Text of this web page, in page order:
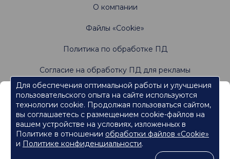
О компании
Файлы «Cookie»
Политика по обработке ПД
Согласие на обработку ПД для рекламы
Не является офертой. Имеются противопоказания.
Проконсультируйтесь со специалистами
Информация, содержащаяся на данном веб-
сайте, предназначена для работников
сферы здравоохранения.
Нажмите кнопку "Продолжить", чтобы подтвердить, что
являетесь работником сферы здравоохранения и перейти к
Для обеспечения оптимальной работы и улучшения
пользовательского опыта на сайте используются
технологии cookie. Продолжая пользоваться сайтом,
вы соглашаетесь с размещением cookie-файлов на
вашем устройстве на условиях, изложенных в
Политике в отношении обработки файлов «Cookie»
и Политике конфиденциальности.